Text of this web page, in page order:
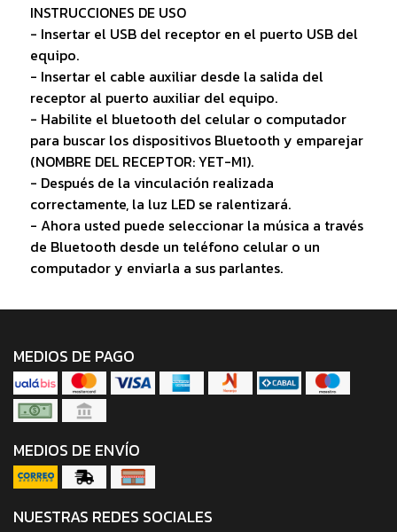
INSTRUCCIONES DE USO
- Insertar el USB del receptor en el puerto USB del
equipo.
- Insertar el cable auxiliar desde la salida del
receptor al puerto auxiliar del equipo.
- Habilite el bluetooth del celular o computador
para buscar los dispositivos Bluetooth y emparejar
(NOMBRE DEL RECEPTOR: YET-M1).
- Después de la vinculación realizada
correctamente, la luz LED se ralentizará.
- Ahora usted puede seleccionar la música a través
de Bluetooth desde un teléfono celular o un
computador y enviarla a sus parlantes.
MEDIOS DE PAGO
MEDIOS DE ENVÍO
NUESTRAS REDES SOCIALES